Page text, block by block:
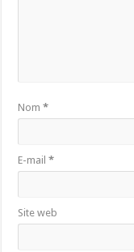
Nom*
E-mail*
Site web